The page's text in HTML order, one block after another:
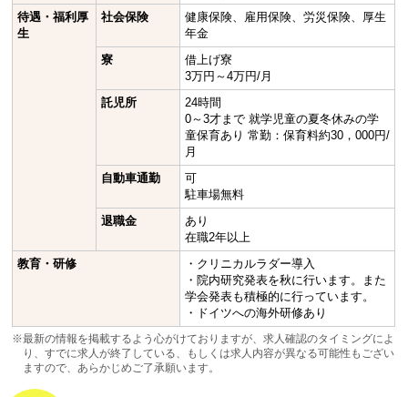
待遇・福利厚
生
社会保険
健康保険、雇用保険、労災保険、厚生
年金
寮
借上げ寮
3万円～4万円/月
託児所
24時間
0～3才まで 就学児童の夏冬休みの学
童保育あり 常勤：保育料約30，000円/
月
自動車通勤
可
駐車場無料
退職金
あり
在職2年以上
教育・研修
・クリニカルラダー導入
・院内研究発表を秋に行います。また
学会発表も積極的に行っています。
・ドイツへの海外研修あり
※最新の情報を掲載するよう心がけておりますが、求人確認のタイミングによ
り、すでに求人が終了している、もしくは求人内容が異なる可能性もござい
ますので、あらかじめご了承願います。